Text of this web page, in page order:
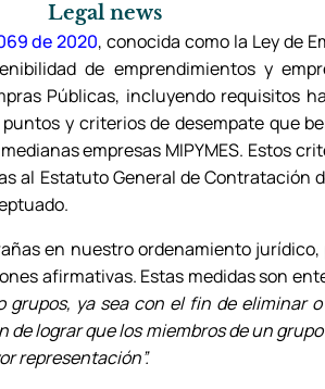
Legal news
de 2020, conocida como la Ley de
de emprendimientos y
Públicas, incluyendo requisitos
y criterios de desempate que
empresas MIPYMES. Estos
al Estatuto General de Contratación
en nuestro ordenamiento
afirmativas. Estas medidas son
ya sea con el fin de eliminar
lograr que los miembros de un
representación”.